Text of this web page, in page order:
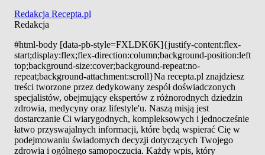
Redakcja Recepta.pl
Redakcja
#html-body [data-pb-style=FXLDK6K]{justify-content:flex-
start;display:flex;flex-direction:column;background-position:left
top;background-size:cover;background-repeat:no-
repeat;background-attachment:scroll}Na recepta.pl znajdziesz
treści tworzone przez dedykowany zespół doświadczonych
specjalistów, obejmujący ekspertów z różnorodnych dziedzin
zdrowia, medycyny oraz lifestyle'u. Naszą misją jest
dostarczanie Ci wiarygodnych, kompleksowych i jednocześnie
łatwo przyswajalnych informacji, które będą wspierać Cię w
podejmowaniu świadomych decyzji dotyczących Twojego
zdrowia i ogólnego samopoczucia. Każdy wpis, który